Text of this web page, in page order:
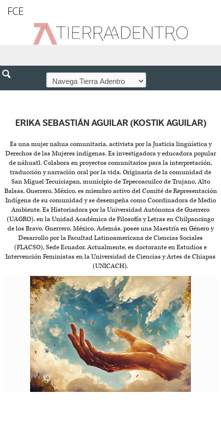
FCE
ERIKA SEBASTIÁN AGUILAR (KOSTIK AGUILAR)
Es una mujer nahua comunitaria, activista por la Justicia lingüística y
Derechos de las Mujeres indígenas. Es investigadora y educadora popular
de náhuatl. Colabora en proyectos comunitarios para la interpretación,
traducción y narración oral por la vida. Originaria de la comunidad de
San Miguel Tecuiciapan, municipio de Tepecoacuilco de Trujano, Alto
Balsas, Guerrero, México, es miembro activo del Comité de Representación
Indígena de su comunidad y se desempeña como Coordinadora de Medio
Ambiente. Es Historiadora por la Universidad Autónoma de Guerrero
(UAGRO), en la Unidad Académica de Filosofía y Letras en Chilpancingo
de los Bravo, Guerrero, México. Además, posee una Maestría en Género y
Desarrollo por la Facultad Latinoamericana de Ciencias Sociales
(FLACSO), Sede Ecuador. Actualmente, es doctorante en Estudios e
Intervención Feministas en la Universidad de Ciencias y Artes de Chiapas
(UNICACH).